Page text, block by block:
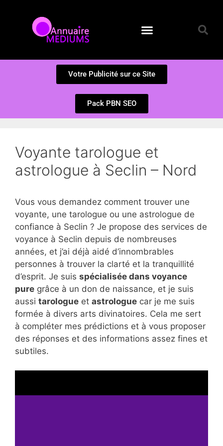
Votre Publicité sur ce Site
Pack PBN SEO
Voyante tarologue et
astrologue à Seclin – Nord
Vous vous demandez comment trouver une
voyante, une tarologue ou une astrologue de
confiance à Seclin ? Je propose des services de
voyance à Seclin depuis de nombreuses
années, et j’ai déjà aidé d’innombrables
personnes à trouver la clarté et la tranquillité
d’esprit. Je suis spécialisée dans voyance
pure grâce à un don de naissance, et je suis
aussi tarologue et astrologue car je me suis
formée à divers arts divinatoires. Cela me sert
à compléter mes prédictions et à vous proposer
des réponses et des informations assez fines et
subtiles.